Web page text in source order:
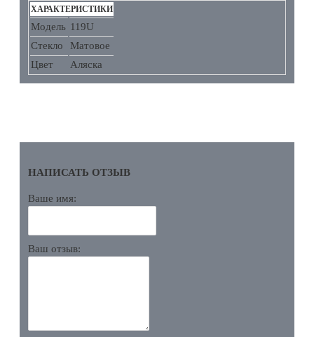
ХАРАКТЕРИСТИКИ
Модель 119U
Стекло
Матовое
Цвет
Аляска
НАПИСАТЬ ОТЗЫВ
Ваше имя:
Ваш отзыв: